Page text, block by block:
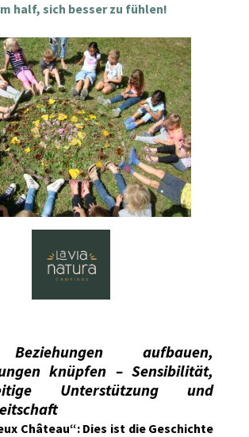
half, sich besser zu fühlen!
Beziehungen aufbauen,
knüpfen – Sensibilität,
Unterstützung und
Château“: Dies ist die Geschichte